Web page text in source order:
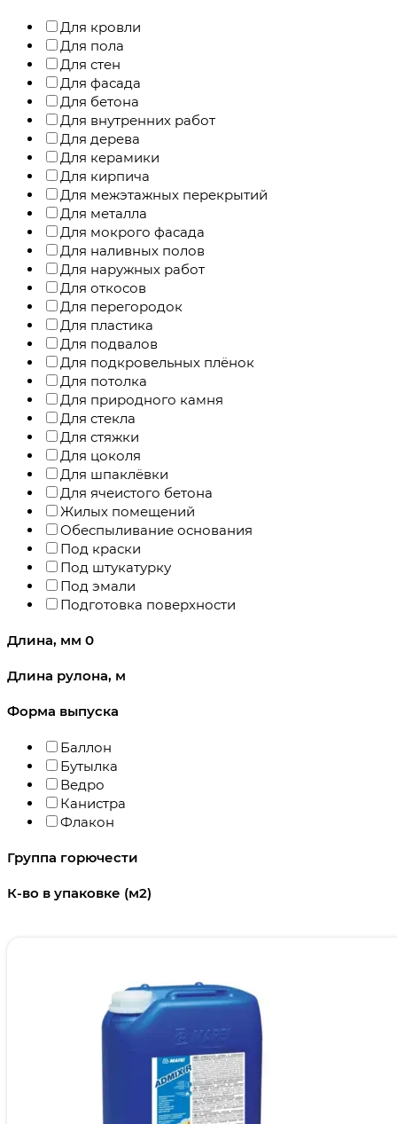
Для кровли
Для пола
Для стен
Для фасада
Для бетона
Для внутренних работ
Для дерева
Для керамики
Для кирпича
Для межэтажных перекрытий
Для металла
Для мокрого фасада
Для наливных полов
Для наружных работ
Для откосов
Для перегородок
Для пластика
Для подвалов
Для подкровельных плёнок
Для потолка
Для природного камня
Для стекла
Для стяжки
Для цоколя
Для шпаклёвки
Для ячеистого бетона
Жилых помещений
Обеспыливание основания
Под краски
Под штукатурку
Под эмали
Подготовка поверхности
Длина, мм 0
Длина рулона, м
Форма выпуска
Баллон
Бутылка
Ведро
Канистра
Флакон
Группа горючести
К-во в упаковке (м2)